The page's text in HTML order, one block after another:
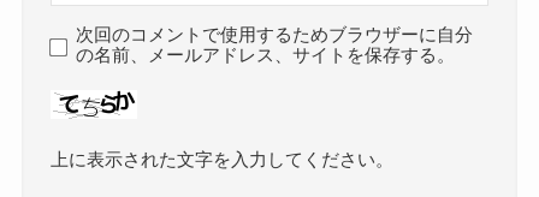
次回のコメントで使用するためブラウザーに自分
の名前、メールアドレス、サイトを保存する。
上に表示された文字を入力してください。